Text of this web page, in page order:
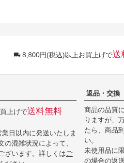
8,800円(税込)以上お買上げで送
上げで送料無料
日以内に発送いたしま
の混雑状況によって、
ざいます。詳しくはご
返品・交換
商品の品質
りますが、
たら、商品
い。
未使用品に
の場合の返